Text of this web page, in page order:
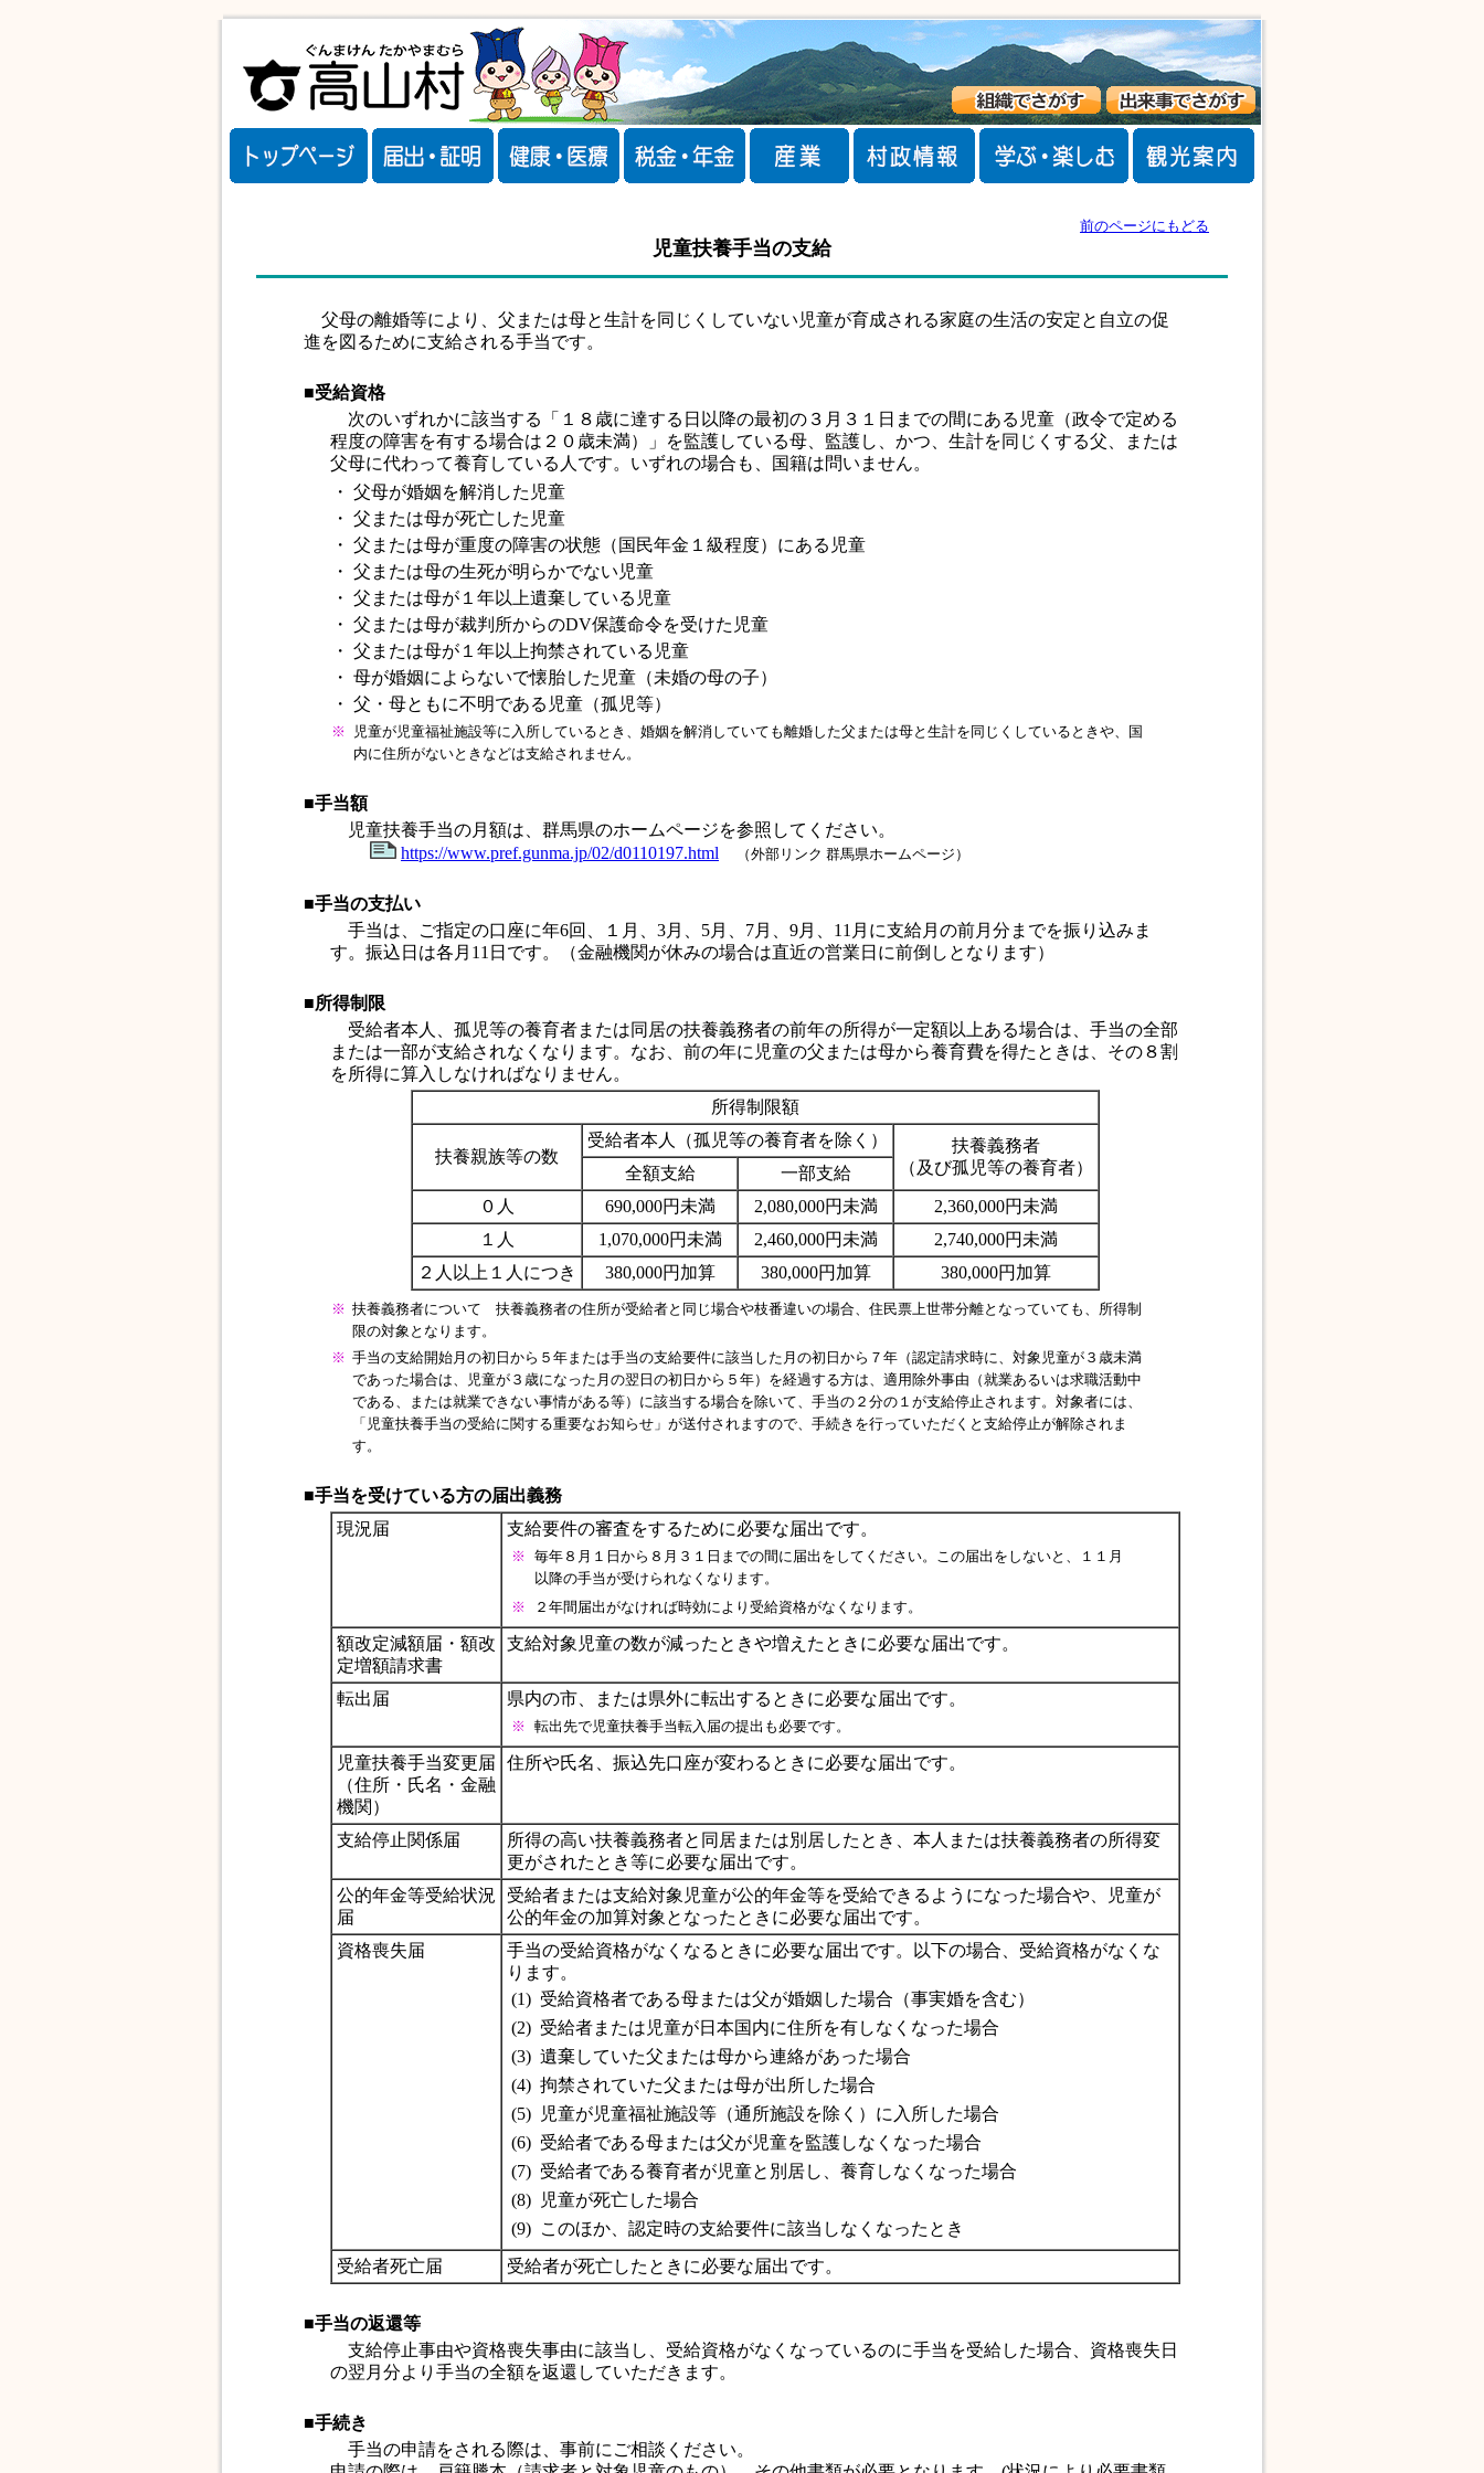
前のページにもどる
児童扶養手当の支給
父母の離婚等により、父または母と生計を同じくしていない児童が育成される家庭の生活の安定と自立の促
進を図るために支給される手当です。
■受給資格
次のいずれかに該当する「１８歳に達する日以降の最初の３月３１日までの間にある児童（政令で定める
程度の障害を有する場合は２０歳未満）」を監護している母、監護し、かつ、生計を同じくする父、または
父母に代わって養育している人です。いずれの場合も、国籍は問いません。
・ 父母が婚姻を解消した児童
・ 父または母が死亡した児童
・ 父または母が重度の障害の状態（国民年金１級程度）にある児童
・ 父または母の生死が明らかでない児童
・ 父または母が１年以上遺棄している児童
・ 父または母が裁判所からのDV保護命令を受けた児童
・ 父または母が１年以上拘禁されている児童
・ 母が婚姻によらないで懐胎した児童（未婚の母の子）
・ 父・母ともに不明である児童（孤児等）
※
児童が児童福祉施設等に入所しているとき、婚姻を解消していても離婚した父または母と生計を同じくしているときや、国
内に住所がないときなどは支給されません。
■手当額
児童扶養手当の月額は、群馬県のホームページを参照してください。
https://www.pref.gunma.jp/02/d0110197.html
（外部リンク 群馬県ホームページ）
■手当の支払い
手当は、ご指定の口座に年6回、１月、3月、5月、7月、9月、11月に支給月の前月分までを振り込みま
す。振込日は各月11日です。（金融機関が休みの場合は直近の営業日に前倒しとなります）
■所得制限
受給者本人、孤児等の養育者または同居の扶養義務者の前年の所得が一定額以上ある場合は、手当の全部
または一部が支給されなくなります。なお、前の年に児童の父または母から養育費を得たときは、その８割
を所得に算入しなければなりません。
所得制限額
扶養親族等の数
受給者本人（孤児等の養育者を除く）
扶養義務者
（及び孤児等の養育者）
全額支給
一部支給
０人
690,000円未満 2,080,000円未満
2,360,000円未満
１人
1,070,000円未満 2,460,000円未満
2,740,000円未満
２人以上１人につき
380,000円加算 380,000円加算 380,000円加算
※ 扶養義務者について 扶養義務者の住所が受給者と同じ場合や枝番違いの場合、住民票上世帯分離となっていても、所得制
限の対象となります。
※ 手当の支給開始月の初日から５年または手当の支給要件に該当した月の初日から７年（認定請求時に、対象児童が３歳未満
であった場合は、児童が３歳になった月の翌日の初日から５年）を経過する方は、適用除外事由（就業あるいは求職活動中
である、または就業できない事情がある等）に該当する場合を除いて、手当の２分の１が支給停止されます。対象者には、
「児童扶養手当の受給に関する重要なお知らせ」が送付されますので、手続きを行っていただくと支給停止が解除されま
す。
■手当を受けている方の届出義務
現況届
支給要件の審査をするために必要な届出です。
※
毎年８月１日から８月３１日までの間に届出をしてください。この届出をしないと、１１月
以降の手当が受けられなくなります。
※
２年間届出がなければ時効により受給資格がなくなります。
額改定減額届・額改
定増額請求書
支給対象児童の数が減ったときや増えたときに必要な届出です。
転出届 県内の市、または県外に転出するときに必要な届出です。
※ 転出先で児童扶養手当転入届の提出も必要です。
児童扶養手当変更届
（住所・氏名・金融
機関）
住所や氏名、振込先口座が変わるときに必要な届出です。
支給停止関係届
所得の高い扶養義務者と同居または別居したとき、本人または扶養義務者の所得変
更がされたとき等に必要な届出です。
公的年金等受給状況
届
受給者または支給対象児童が公的年金等を受給できるようになった場合や、児童が
公的年金の加算対象となったときに必要な届出です。
資格喪失届
手当の受給資格がなくなるときに必要な届出です。以下の場合、受給資格がなくな
ります。
(1) 受給資格者である母または父が婚姻した場合（事実婚を含む）
(2) 受給者または児童が日本国内に住所を有しなくなった場合
(3) 遺棄していた父または母から連絡があった場合
(4) 拘禁されていた父または母が出所した場合
(5)
児童が児童福祉施設等（通所施設を除く）に入所した場合
(6) 受給者である母または父が児童を監護しなくなった場合
(7) 受給者である養育者が児童と別居し、養育しなくなった場合
(8)
児童が死亡した場合
(9) このほか、認定時の支給要件に該当しなくなったとき
受給者死亡届
受給者が死亡したときに必要な届出です。
■手当の返還等
支給停止事由や資格喪失事由に該当し、受給資格がなくなっているのに手当を受給した場合、資格喪失日
の翌月分より手当の全額を返還していただきます。
■手続き
手当の申請をされる際は、事前にご相談ください。